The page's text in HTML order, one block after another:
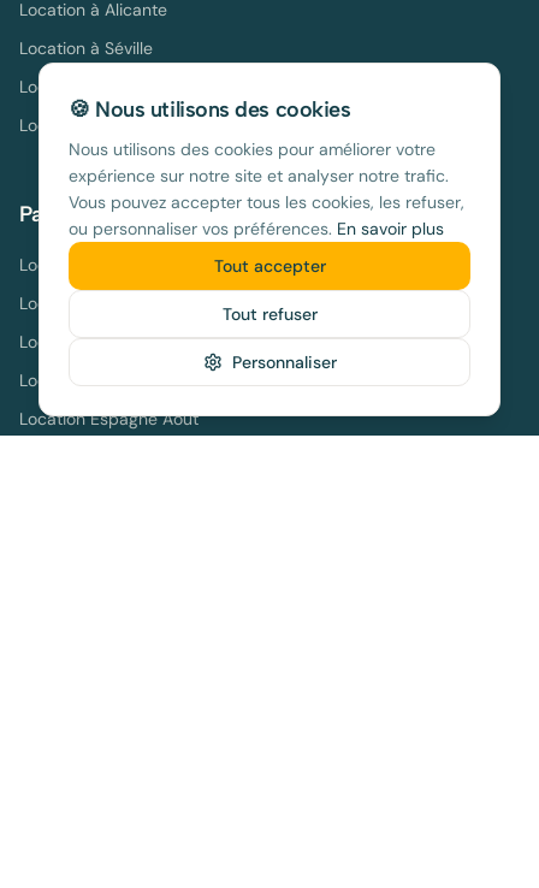
Location à Alicante
Location à Séville
Location à
Location à
Par thème
Location Espagne Pas Cher
Location Espagne Famille
Location Espagne Bord de Mer
Location Espagne avec Piscine
Location Espagne Août
🍪 Nous utilisons des cookies
Nous utilisons des cookies pour améliorer votre
expérience sur notre site et analyser notre trafic.
Vous pouvez accepter tous les cookies, les refuser,
ou personnaliser vos préférences. En savoir plus
Personnaliser
Tout refuser
Tout accepter